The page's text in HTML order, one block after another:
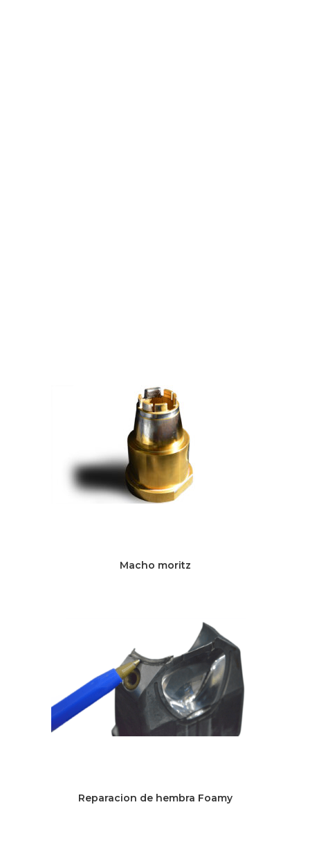
Macho moritz
Reparacion de hembra Foamy